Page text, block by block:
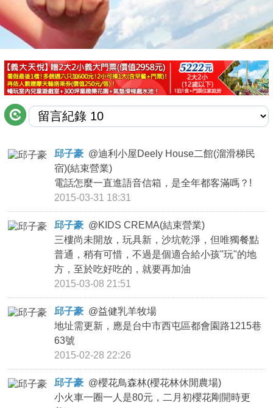
商家合作
推薦景點
討論區
聯絡我們
APP下載
邱子豪 @迪利小屋Deely House二館(溜滑梯民
宿)(結束營業)
電話怎麼一直進語音信箱，是全年都客滿嗎？!
2015-03-31 18:31
邱子豪 @KIDS CREMA(結束營業)
三樓尚未開放，玩具新，沙坑乾淨，但唯獨餐點
普通，稍有可惜，不過是個適合給小孩"玩"的地
方，至於吃好吃的，就要再加油
2015-03-08 21:51
邱子豪 @益健乳羊牧場
地址需更新，應是台中市西屯區都會園路1215巷
63號
2015-02-28 22:26
邱子豪 @櫻花鳥森林(櫻花林休閒農場)
小火車一圈一人是80元，二月初櫻花剛開時更